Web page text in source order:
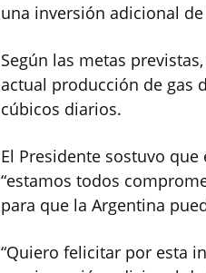
una inversión adicional
Según las metas
actual producción de gas
cúbicos diarios.
El Presidente sostuvo
“estamos todos
para que la Argentina
“Quiero felicitar por esta